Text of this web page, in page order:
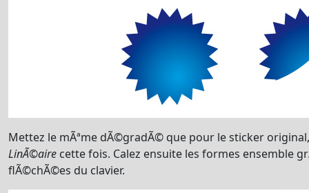
Mettez le mÃªme dÃ©gradÃ© que pour le sticker
LinÃ©aire cette fois. Calez ensuite les formes ensemble
flÃ©chÃ©es du clavier.